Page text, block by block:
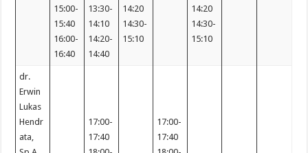
15:00-
15:40
16:00-
16:40
13:30-
14:10
14:20-
14:40
14:20
14:30-
15:10
14:20
14:30-
15:10
dr.
Erwin
Lukas
Hendr
ata,
17:00-
17:40
17:00-
17:40